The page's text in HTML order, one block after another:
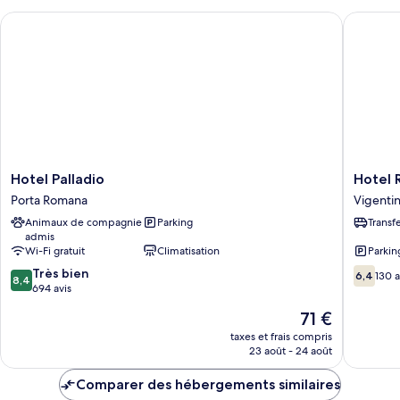
chambre
Chambre
Hotel
Palladio
Porta
Romana
Hotel Palladio
Porta Romana
Animaux de compagnie
admis
Parking
Wi-Fi gratuit
Climatisation
8.4
sur
8,4 Très bien
694 avis
Le
nouveau
prix
de
71 €
taxes et frais compris
23 août - 24 août
Hotel Palladio
Hotel
Rex
Milano
Hotel
6.4
sur
6,4 130
Hotel
Comparer des hébergements similaires